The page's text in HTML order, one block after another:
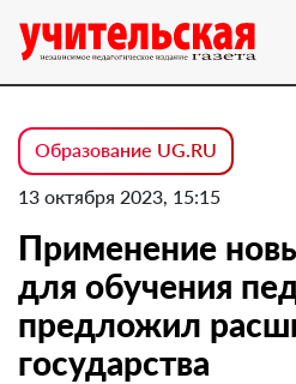
Образование UG.RU
13 октября 2023, 15:15
Применение
для обучения
предложил
государства